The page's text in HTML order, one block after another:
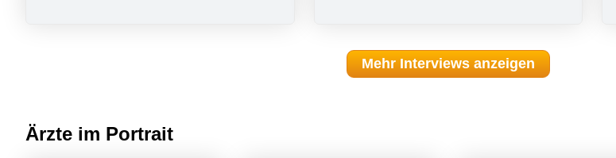
Mehr Interviews anzeigen
Ärzte im Portrait